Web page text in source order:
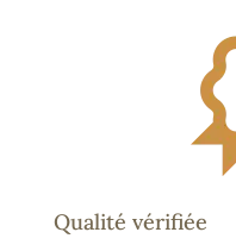
Qualité vérifiée